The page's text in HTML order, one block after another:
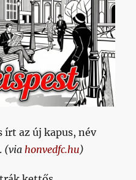
a
is,
írt az új kapus, név
. (via honvedfc.hu)